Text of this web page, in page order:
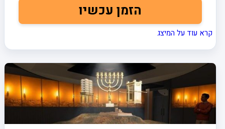
הזמן עכשיו
קרא עוד על המיצג